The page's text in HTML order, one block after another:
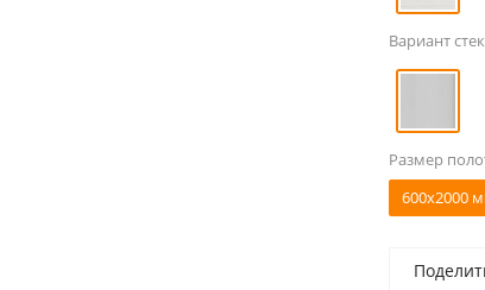
Вариант
Размер
600x2000